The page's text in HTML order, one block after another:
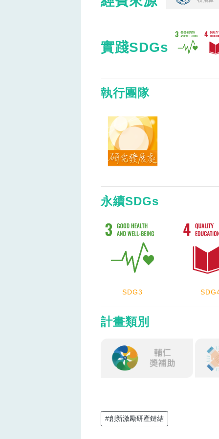
實踐SDGs
執行團隊
永續SDGs
SDG3
計畫類別
#創新激勵研產鏈結